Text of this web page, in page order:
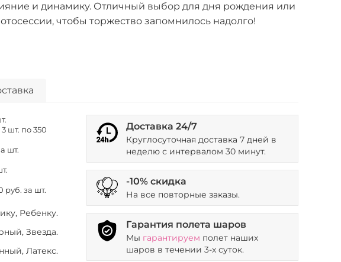
и динамику. Отличный выбор для дня рождения или
чтобы торжество запомнилось надолго!
шт. по 350
шт.
руб. за шт.
Ребенку.
Звезда.
Латекс.
Доставка 24/7
Круглосуточная доставка 7 дней в
неделю с интервалом 30 минут.
-10% скидка
На все повторные заказы.
Гарантия полета шаров
Мы гарантируем полет наших
шаров в течении 3-х суток.